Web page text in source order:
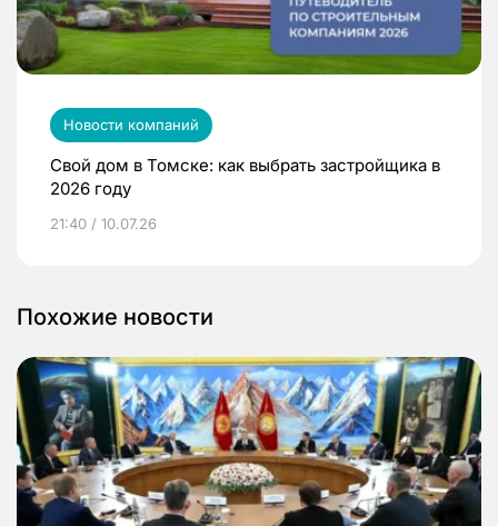
Новости компаний
Свой дом в Томске: как выбрать застройщика в
2026 году
21:40 / 10.07.26
Похожие новости